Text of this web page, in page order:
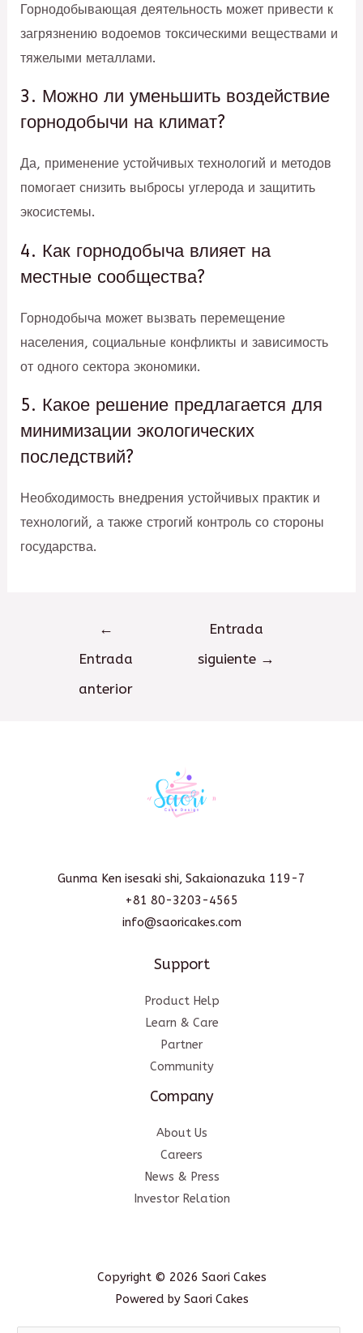
Горнодобывающая деятельность может привести к
загрязнению водоемов токсическими веществами и
тяжелыми металлами.
3. Можно ли уменьшить воздействие
горнодобычи на климат?
Да, применение устойчивых технологий и методов
помогает снизить выбросы углерода и защитить
экосистемы.
4. Как горнодобыча влияет на
местные сообщества?
Горнодобыча может вызвать перемещение
населения, социальные конфликты и зависимость
от одного сектора экономики.
5. Какое решение предлагается для
минимизации экологических
последствий?
Необходимость внедрения устойчивых практик и
технологий, а также строгий контроль со стороны
государства.
←
Entrada
anterior
Entrada
siguiente →
Gunma Ken isesaki shi, Sakaionazuka 119-7
+81 80-3203-4565
info@saoricakes.com
Support
Product Help
Learn & Care
Partner
Community
Company
About Us
Careers
News & Press
Investor Relation
Copyright © 2026 Saori Cakes
Powered by Saori Cakes